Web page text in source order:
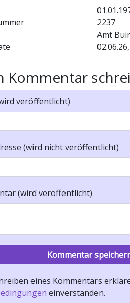
2237
Amt Buir
Kommentar
veröffentlicht)
(wird nicht veröffentlicht)
(wird veröffentlicht)
eines Kommentars
einverstanden.